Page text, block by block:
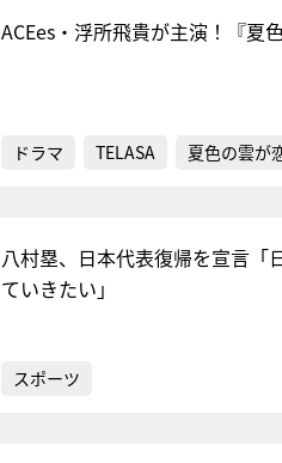
ACEes・浮所飛貴が主演！『夏
ドラマ TELASA 夏色の雲が
八村塁、日本代表復帰を宣言「
ていきたい」
スポーツ